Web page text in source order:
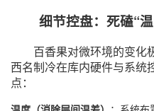
细节控盘：死磕“
百香果对微环境的变化
西名制冷在库内硬件与系统
点：